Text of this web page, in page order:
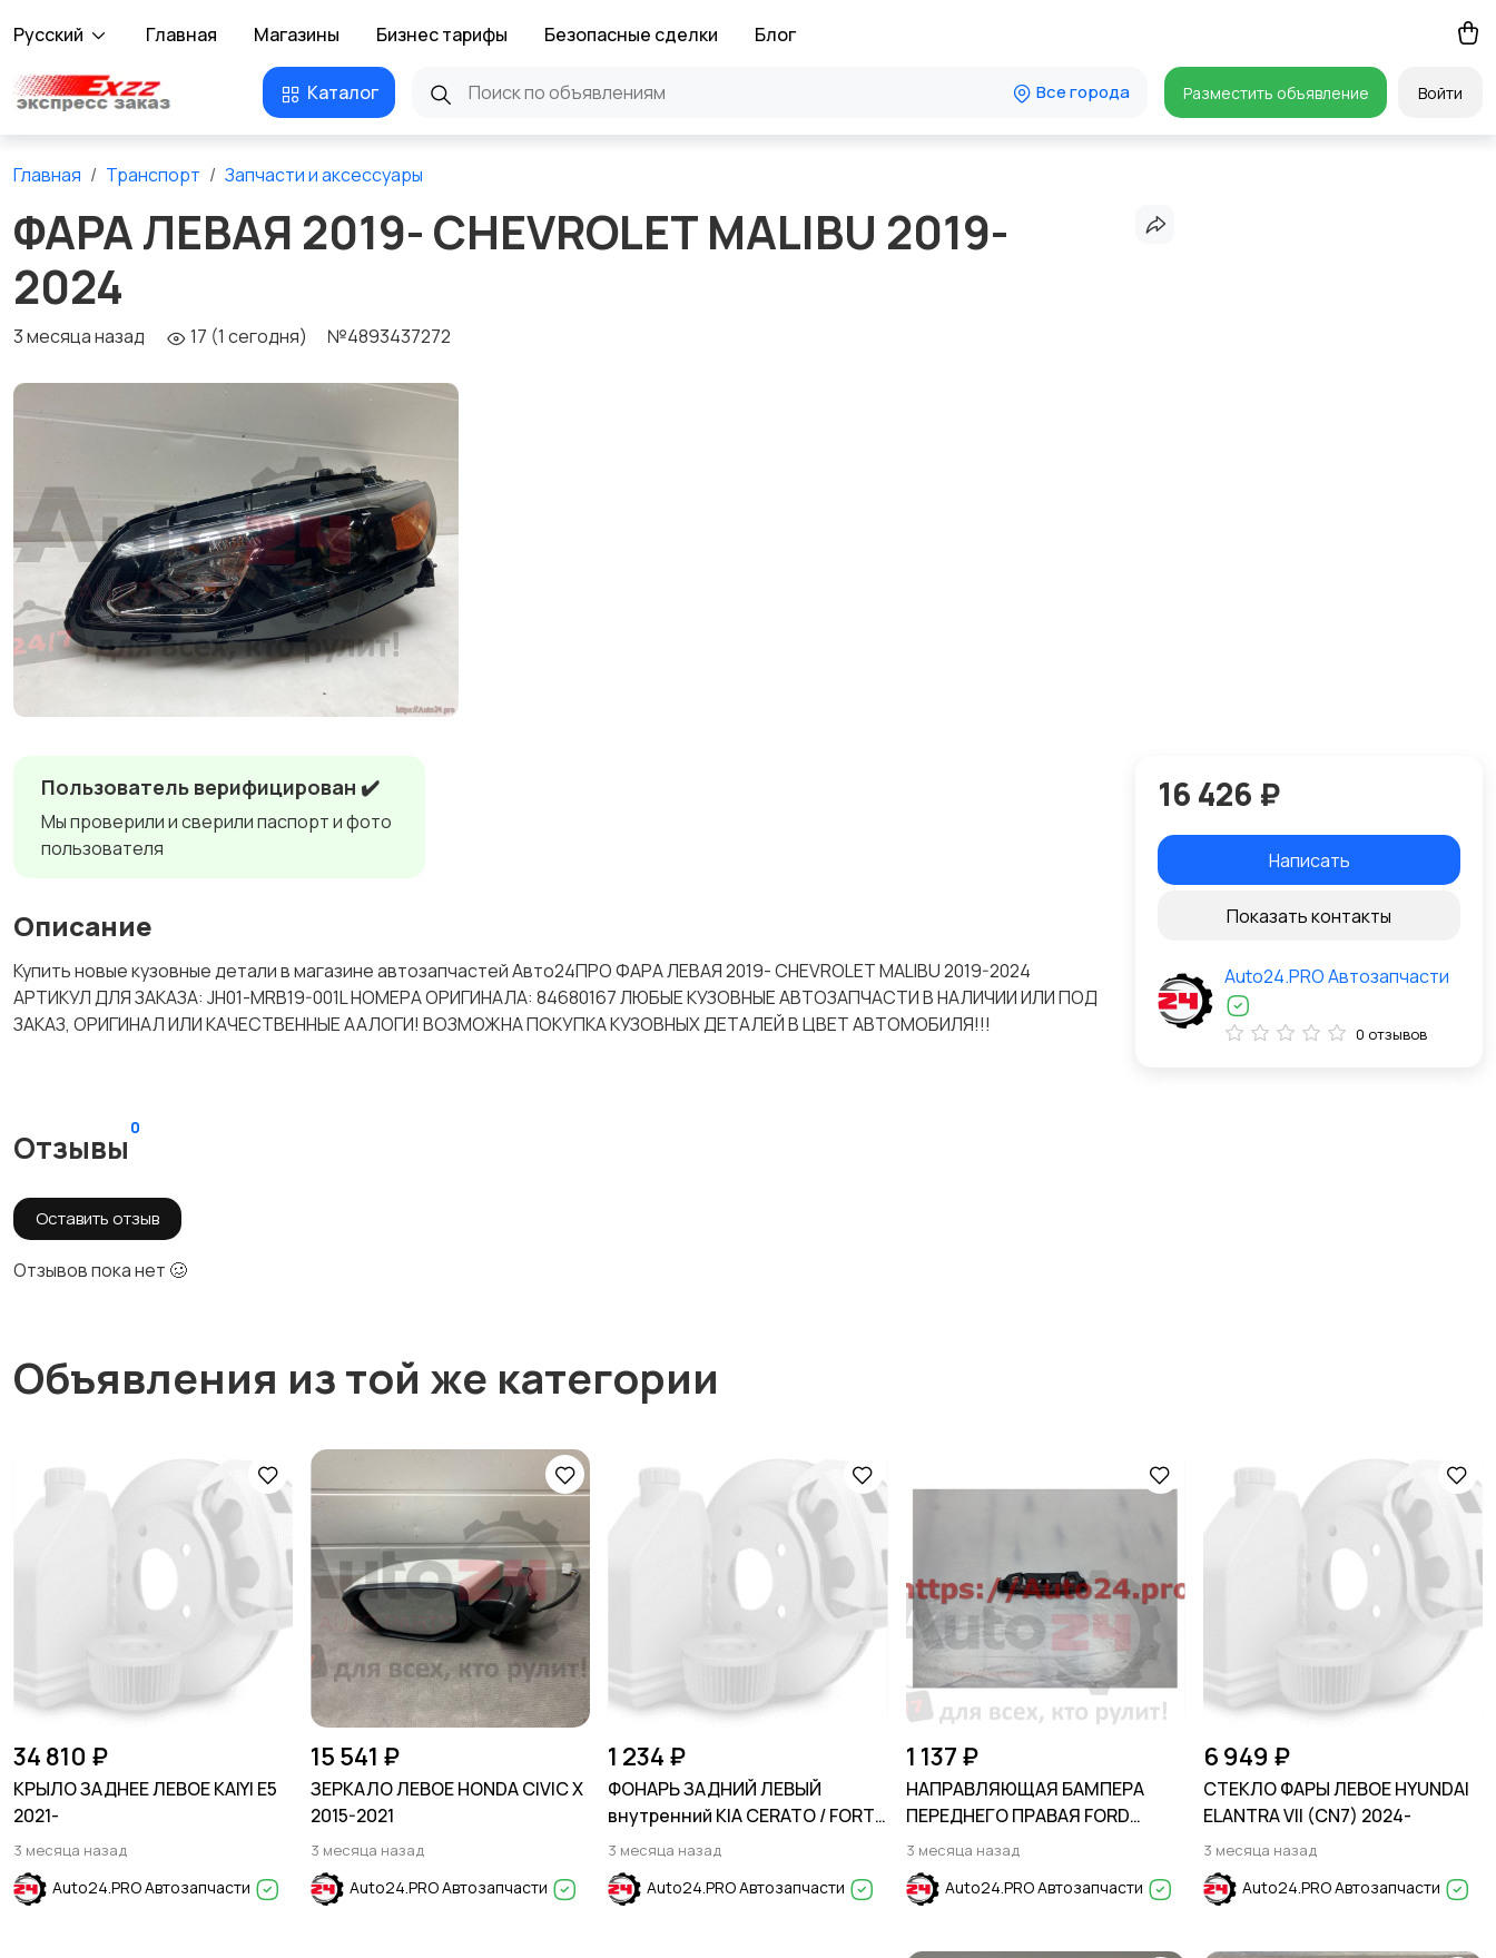
Русский Главная Магазины Бизнес тарифы Безопасные сделки Блог
Каталог Все города Разместить объявление Войти
Главная Транспорт Запчасти и аксессуары
ФАРА ЛЕВАЯ 2019- CHEVROLET MALIBU 2019-
2024
3 месяца назад 17 (1 сегодня) №4893437272
Пользователь верифицирован ✔️
Мы проверили и сверили паспорт и фото
пользователя
Описание
Купить новые кузовные детали в магазине автозапчастей Авто24ПРО ФАРА ЛЕВАЯ 2019- CHEVROLET MALIBU 2019-2024
АРТИКУЛ ДЛЯ ЗАКАЗА: JH01-MRB19-001L НОМЕРА ОРИГИНАЛА: 84680167 ЛЮБЫЕ КУЗОВНЫЕ АВТОЗАПЧАСТИ В НАЛИЧИИ ИЛИ ПОД
ЗАКАЗ, ОРИГИНАЛ ИЛИ КАЧЕСТВЕННЫЕ ААЛОГИ! ВОЗМОЖНА ПОКУПКА КУЗОВНЫХ ДЕТАЛЕЙ В ЦВЕТ АВТОМОБИЛЯ!!!
Отзывы
0
Оставить отзыв
Отзывов пока нет 🥴
16 426 ₽
Написать
Показать контакты
Auto24.PRO Автозапчасти
0 отзывов
Объявления из той же категории
34 810 ₽
КРЫЛО ЗАДНЕЕ ЛЕВОЕ KAIYI E5
2021-
3 месяца назад
Auto24.PRO Автозапчасти
15 541 ₽
ЗЕРКАЛО ЛЕВОЕ HONDA CIVIC X
2015-2021
3 месяца назад
Auto24.PRO Автозапчасти
1 234 ₽
ФОНАРЬ ЗАДНИЙ ЛЕВЫЙ
внутренний KIA CERATO / FORTE
2009-2013
3 месяца назад
Auto24.PRO Автозапчасти
1 137 ₽
НАПРАВЛЯЮЩАЯ БАМПЕРА
ПЕРЕДНЕГО ПРАВАЯ FORD
ESCAPE 2020-
3 месяца назад
Auto24.PRO Автозапчасти
6 949 ₽
СТЕКЛО ФАРЫ ЛЕВОЕ HYUNDAI
ELANTRA VII (CN7) 2024-
3 месяца назад
Auto24.PRO Автозапчасти